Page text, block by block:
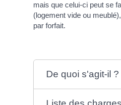
mais que celui-ci peut se
(logement vide ou
par forfait.
De quoi s'agit-il ?